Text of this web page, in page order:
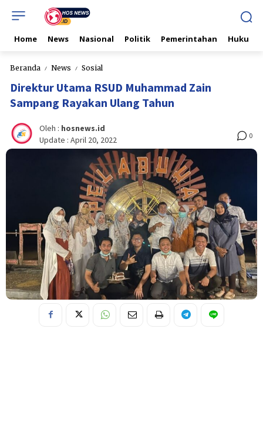
Home News Nasional Politik Pemerintahan Hukum
Beranda News Sosial
Direktur Utama RSUD Muhammad Zain
Sampang Rayakan Ulang Tahun
Oleh : hosnews.id
Update : April 20, 2022 0